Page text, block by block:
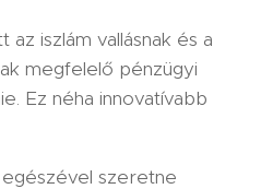
iszlám vallásnak és a
megfelelő pénzügyi
Ez néha innovatívabb
szeretne